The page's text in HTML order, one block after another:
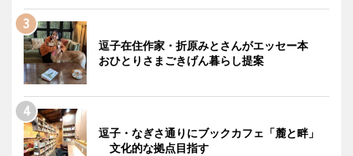
逗子在住作家・折原みとさんがエッセー本
おひとりさまごきげん暮らし提案
逗子・なぎさ通りにブックカフェ「麓と畔」
文化的な拠点目指す